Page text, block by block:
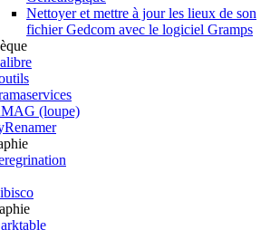
Nettoyer et mettre à jour les lieux de son
fichier Gedcom avec le logiciel Gramps
(loupe)